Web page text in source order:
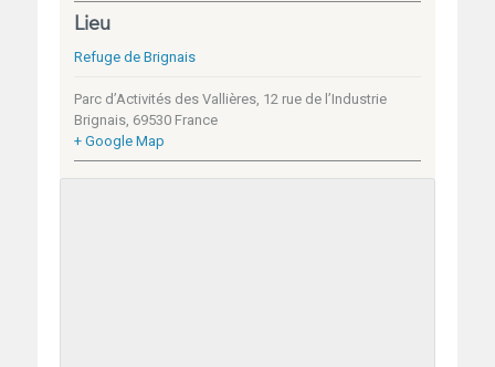
Lieu
Refuge de Brignais
Parc d’Activités des Vallières, 12 rue de l’Industrie
Brignais 69530 France
+ Google Map